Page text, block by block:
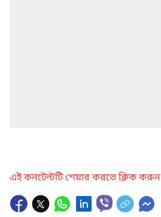
এই কনটেন্টটি শেয়ার করতে ক্লিক করুন